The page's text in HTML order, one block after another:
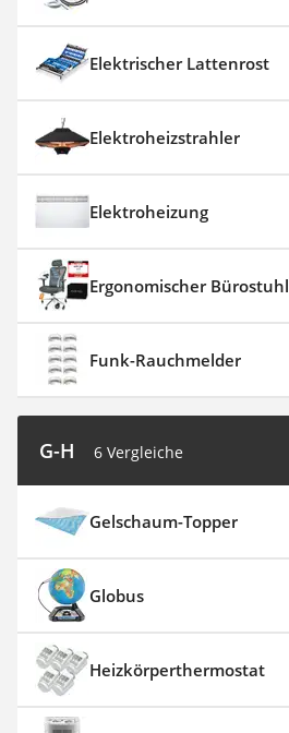
Elektrischer Lattenrost
Elektroheizstrahler
Elektroheizung
Ergonomischer Bürostuhl
Funk-Rauchmelder
G-H 6 Vergleiche
Gelschaum-Topper
Globus
Heizkörperthermostat